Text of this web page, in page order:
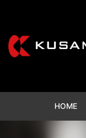
HOME